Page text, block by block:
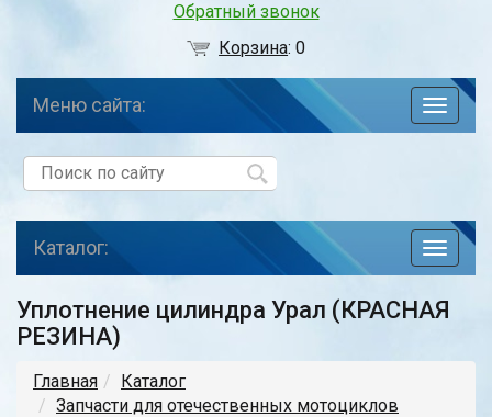
Обратный звонок
Корзина:0
по
Меню сайта:
toggle
Каталог:
Уплотнение цилиндра Урал (КРАСНАЯ
РЕЗИНА)
Главная
Каталог
Запчасти для отечественных мотоциклов